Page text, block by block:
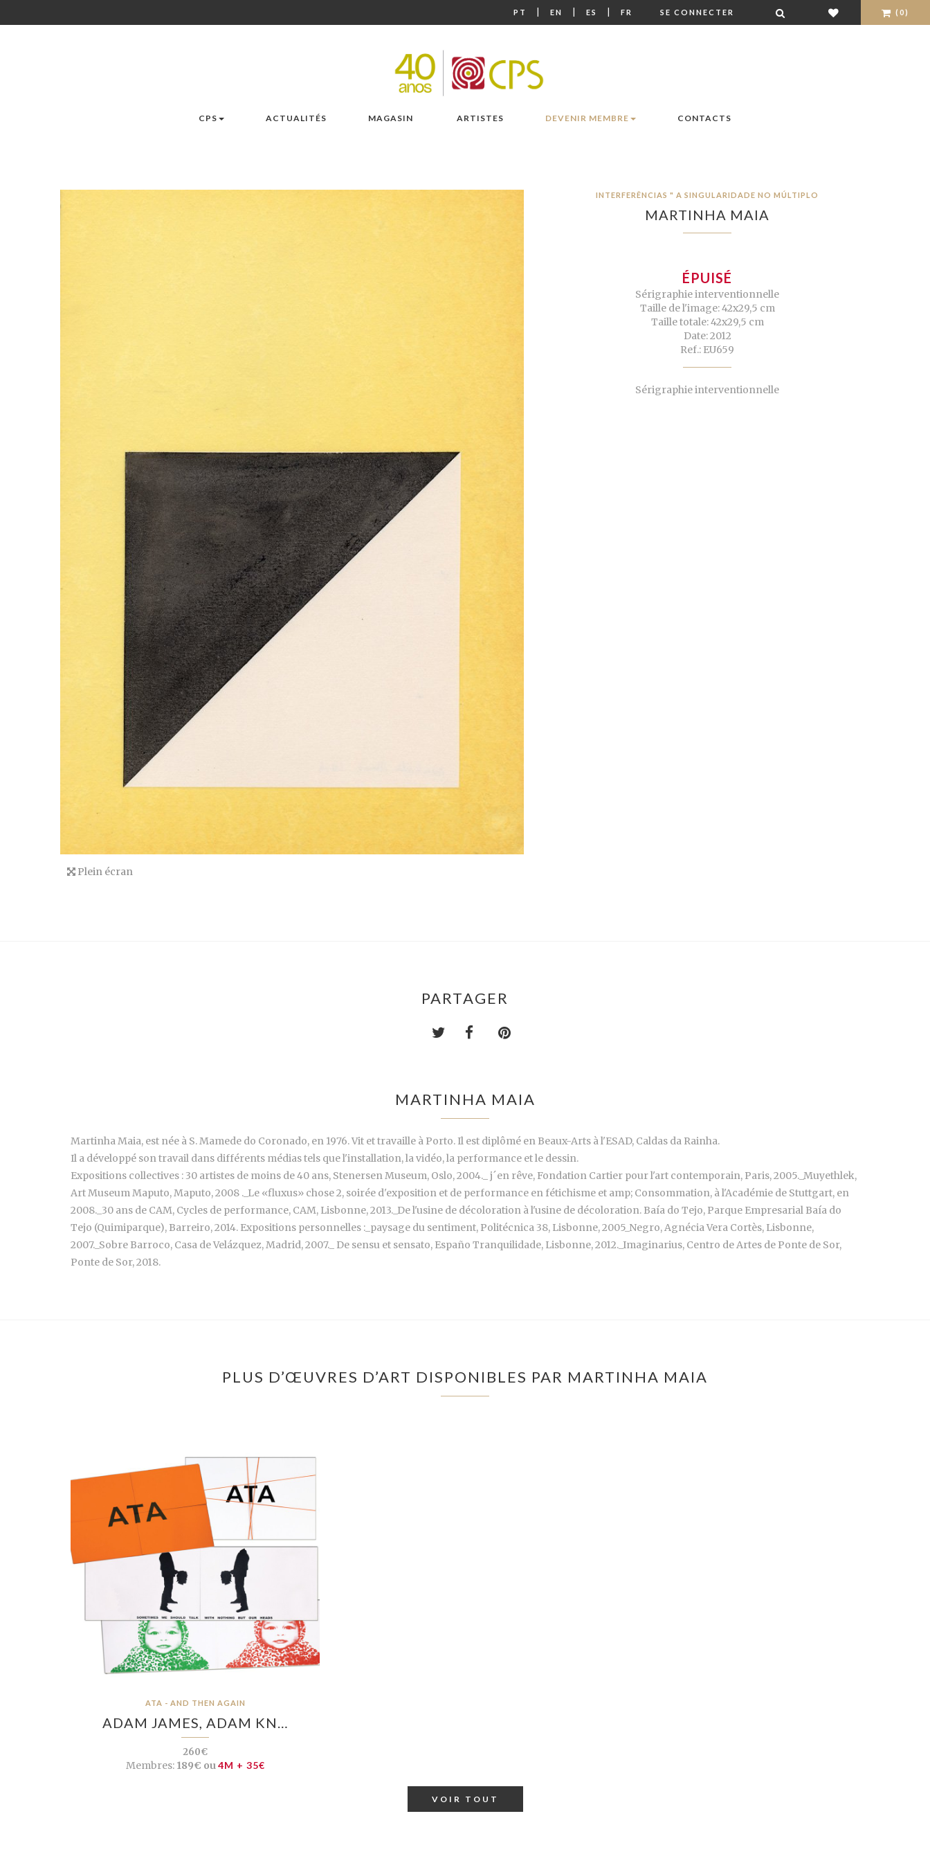
PT | EN | ES | FR SE CONNECTER (0)
CPS ACTUALITÉS MAGASIN ARTISTES DEVENIR MEMBRE CONTACTS
Plein écran
INTERFERÊNCIAS " A SINGULARIDADE NO MÚLTIPLO
MARTINHA MAIA
ÉPUISÉ
Sérigraphie interventionnelle
Taille de l'image: 42x29,5 cm
Taille totale: 42x29,5 cm
Date: 2012
Ref.: EU659
Sérigraphie interventionnelle
PARTAGER
MARTINHA MAIA
Martinha Maia, est née à S. Mamede do Coronado, en 1976. Vit et travaille à Porto. Il est diplômé en Beaux-Arts à l'ESAD, Caldas da Rainha.
Il a développé son travail dans différents médias tels que l'installation, la vidéo, la performance et le dessin.
Expositions collectives : 30 artistes de moins de 40 ans, Stenersen Museum, Oslo, 2004._ j´en rêve, Fondation Cartier pour l'art contemporain, Paris, 2005._Muyethlek,
Art Museum Maputo, Maputo, 2008 ._Le «fluxus» chose 2, soirée d'exposition et de performance en fétichisme et amp; Consommation, à l'Académie de Stuttgart, en
2008._30 ans de CAM, Cycles de performance, CAM, Lisbonne, 2013._De l'usine de décoloration à l'usine de décoloration. Baía do Tejo, Parque Empresarial Baía do
Tejo (Quimiparque), Barreiro, 2014. Expositions personnelles :_paysage du sentiment, Politécnica 38, Lisbonne, 2005_Negro, Agnécia Vera Cortès, Lisbonne,
2007._Sobre Barroco, Casa de Velázquez, Madrid, 2007._ De sensu et sensato, Españo Tranquilidade, Lisbonne, 2012._Imaginarius, Centro de Artes de Ponte de Sor,
Ponte de Sor, 2018.
PLUS D’ŒUVRES D’ART DISPONIBLES PAR MARTINHA MAIA
ATA - AND THEN AGAIN
ADAM JAMES, ADAM KN…
260€
Membres:189€ ou4M + 35€
VOIR TOUT